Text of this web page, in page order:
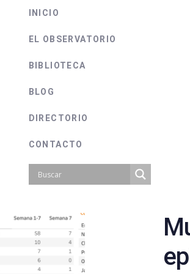
INICIO
EL OBSERVATORIO
BIBLIOTECA
BLOG
DIRECTORIO
CONTACTO